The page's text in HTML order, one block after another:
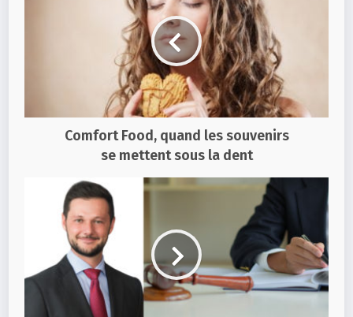
Comfort Food, quand les souvenirs
se mettent sous la dent